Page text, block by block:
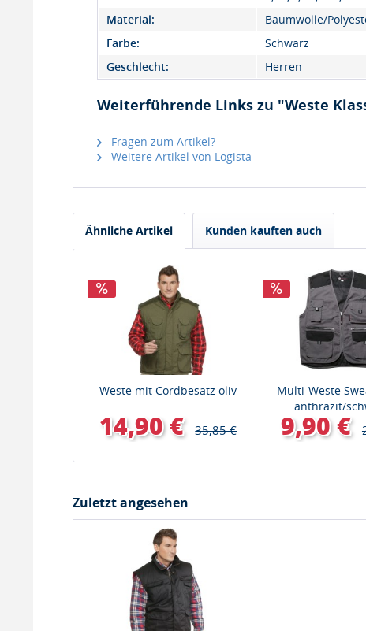
Material:
Baumwolle/
Farbe:
Schwarz
Geschlecht:
Herren
Weiterführende Links zu "Weste
Fragen zum Artikel?
Weitere Artikel von Logista
Ähnliche Artikel Kunden kauften auch
Weste mit Cordbesatz oliv
14,90 € 35,85 €
Multi-Weste
anthrazit/
9,90 €
Zuletzt angesehen